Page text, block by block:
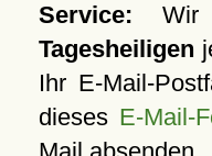
Service: Wir
Tagesheiligen
Ihr E-Mail-
dieses E-Mail-